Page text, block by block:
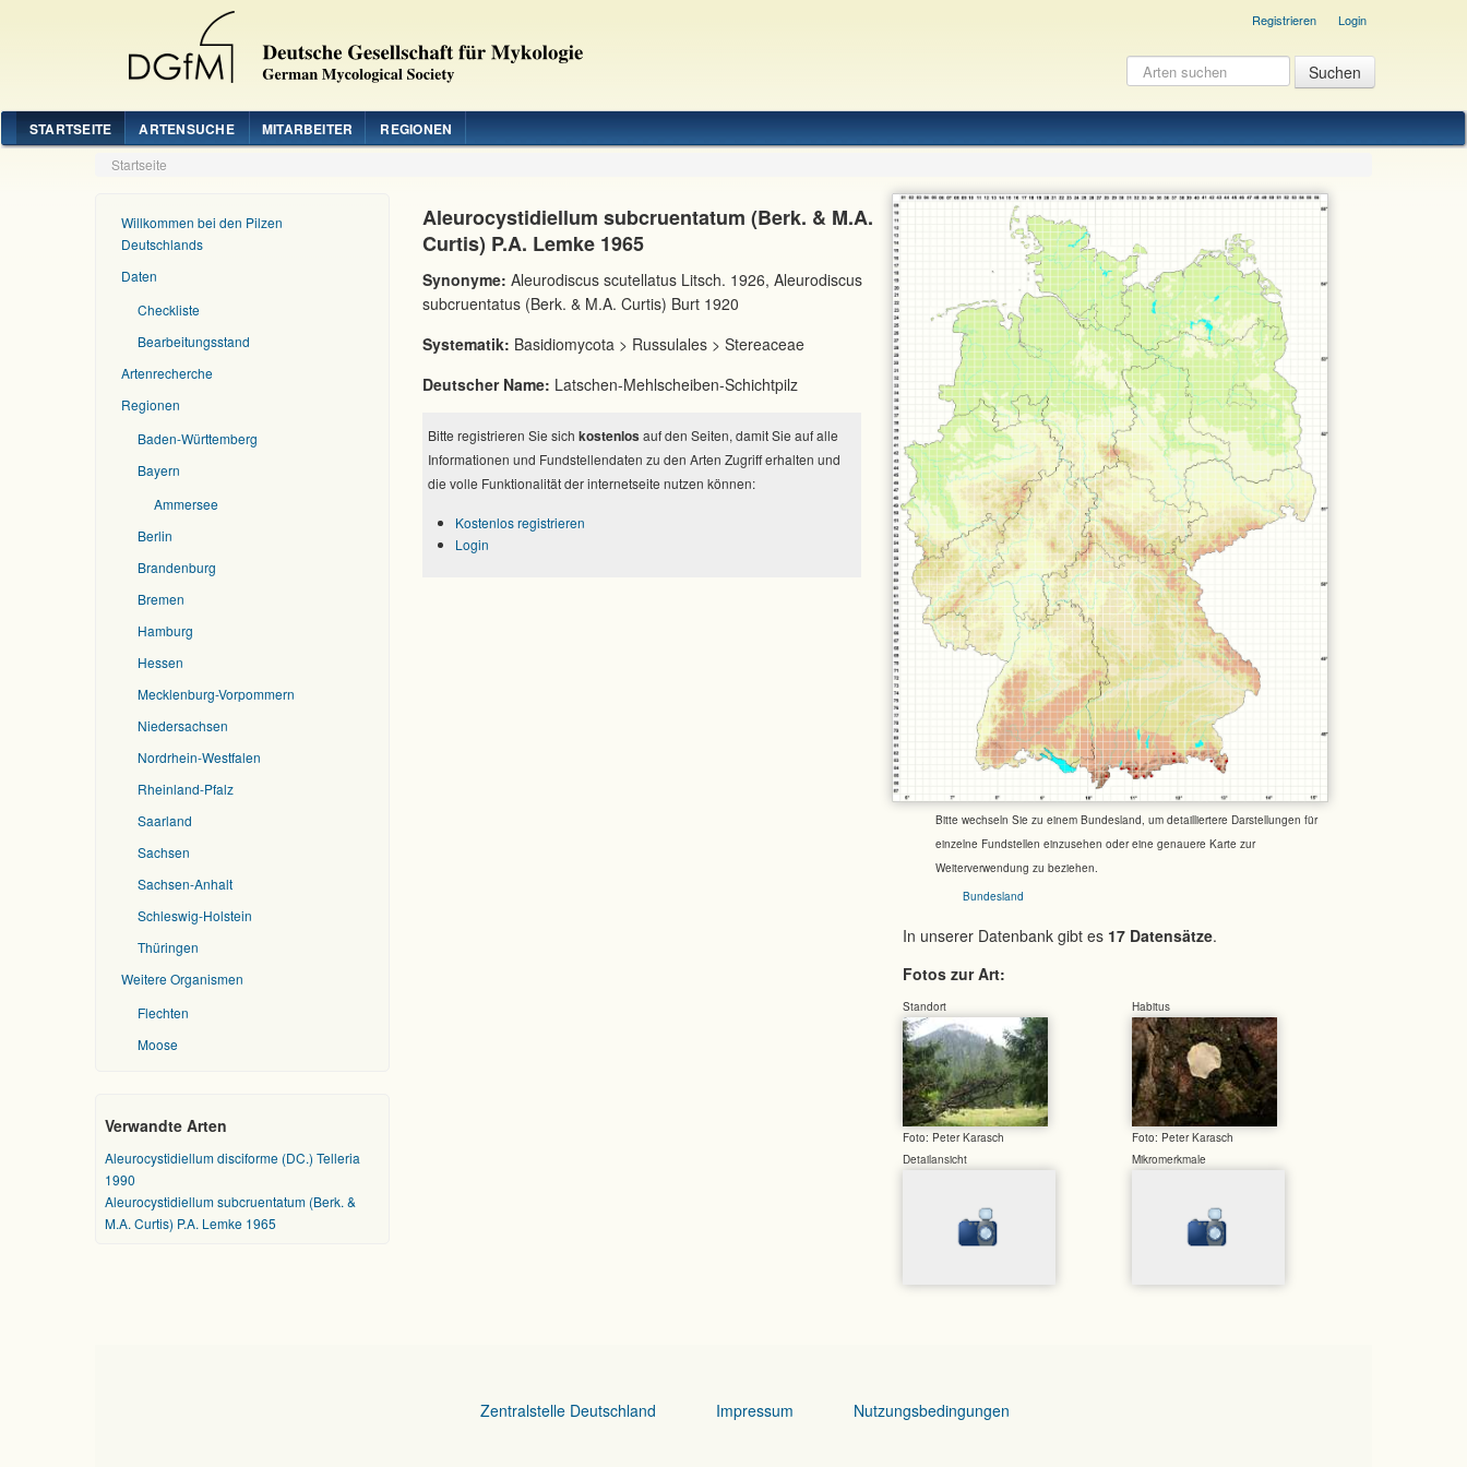
Registrieren Login
STARTSEITE ARTENSUCHE MITARBEITER REGIONEN
Startseite
Willkommen bei den Pilzen
Deutschlands
Daten
Checkliste
Bearbeitungsstand
Artenrecherche
Regionen
Baden-Württemberg
Bayern
Ammersee
Berlin
Brandenburg
Bremen
Hamburg
Hessen
Mecklenburg-Vorpommern
Niedersachsen
Nordrhein-Westfalen
Rheinland-Pfalz
Saarland
Sachsen
Sachsen-Anhalt
Schleswig-Holstein
Thüringen
Weitere Organismen
Flechten
Moose
Verwandte Arten
Aleurocystidiellum disciforme (DC.) Telleria
1990
Aleurocystidiellum subcruentatum (Berk. &
M.A. Curtis) P.A. Lemke 1965
Bitte wechseln Sie zu einem Bundesland, um detailliertere Darstellungen für
einzelne Fundstellen einzusehen oder eine genauere Karte zur
Weiterverwendung zu beziehen.
Bundesland
In unserer Datenbank gibt es 17 Datensätze.
Fotos zur Art:
Standort
Foto: Peter Karasch
Habitus
Foto: Peter Karasch
Detailansicht
Mikromerkmale
Aleurocystidiellum subcruentatum (Berk. & M.A.
Curtis) P.A. Lemke 1965
Synonyme: Aleurodiscus scutellatus Litsch. 1926, Aleurodiscus
subcruentatus (Berk. & M.A. Curtis) Burt 1920
Systematik: Basidiomycota > Russulales > Stereaceae
Deutscher Name: Latschen-Mehlscheiben-Schichtpilz
Bitte registrieren Sie sich kostenlos auf den Seiten, damit Sie auf alle
Informationen und Fundstellendaten zu den Arten Zugriff erhalten und
die volle Funktionalität der internetseite nutzen können:
Kostenlos registrieren
Login
Zentralstelle Deutschland Impressum Nutzungsbedingungen